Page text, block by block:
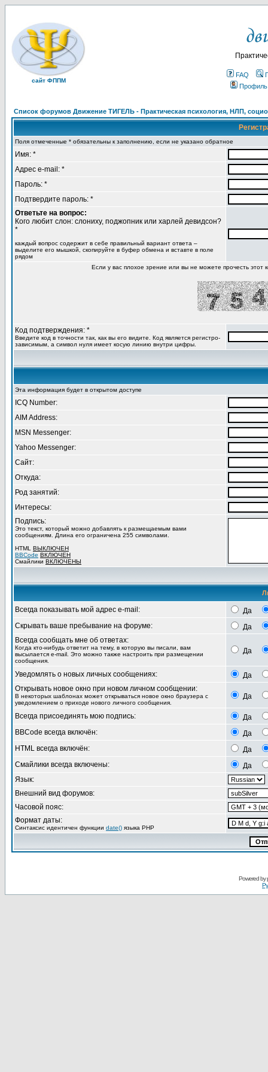
сайт ФППМ
FAQ
Профиль
Список форумов Движение ТИГЕЛЬ - Практическая психология, НЛП,
Поля отмеченные * обязательны к заполнению, если не указано обратное
Имя: *
Адрес e-mail: *
Пароль: *
Подтвердите пароль: *
Ответьте на вопрос:
Кого любит слон: слониху, поджопник или харлей девидсон?
*
каждый вопрос содержит в себе правильный вариант ответа –
выделите его мышкой, скопируйте в буфер обмена и вставте в поле
рядом
Если у вас плохое зрение или вы не можете прочесть этот
Код подтверждения: *
Введите код в точности так, как вы его видите. Код является регистро-
зависимым, а символ нуля имеет косую линию внутри цифры.
Эта информация будет в открытом доступе
ICQ Number:
AIM Address:
MSN Messenger:
Yahoo Messenger:
Сайт:
Откуда:
Род занятий:
Интересы:
Подпись:
Это текст, который можно добавлять к размещаемым вами
сообщениям. Длина его ограничена 255 символами.
HTML ВЫКЛЮЧЕН
BBCode ВКЛЮЧЕН
Смайлики ВКЛЮЧЕНЫ
Всегда показывать мой адрес e-mail:
Да
Скрывать ваше пребывание на форуме:
Да
Всегда сообщать мне об ответах:
Когда кто-нибудь ответит на тему, в которую вы писали, вам
высылается e-mail. Это можно также настроить при размещении
сообщения.
Да
Уведомлять о новых личных сообщениях:
Да
Открывать новое окно при новом личном сообщении:
В некоторых шаблонах может открываться новое окно браузера с
уведомлением о приходе нового личного сообщения.
Да
Всегда присоединять мою подпись:
Да
BBCode всегда включён:
Да
HTML всегда включён:
Да
Смайлики всегда включены:
Да
Язык:
Внешний вид форумов:
Часовой пояс:
Формат даты:
Синтаксис идентичен функции date() языка PHP
Powered by